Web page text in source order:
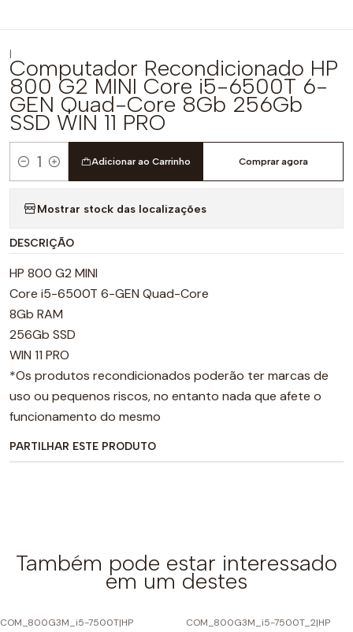
|
Computador Recondicionado HP
800 G2 MINI Core i5-6500T 6-
GEN Quad-Core 8Gb 256Gb
SSD WIN 11 PRO
Quantidade
Adicionar ao Carrinho Comprar agora
Mostrar stock das localizações
DESCRIÇÃO
HP 800 G2 MINI
Core i5-6500T 6-GEN Quad-Core
8Gb RAM
256Gb SSD
WIN 11 PRO
*Os produtos recondicionados poderão ter marcas de
uso ou pequenos riscos, no entanto nada que afete o
funcionamento do mesmo
PARTILHAR ESTE PRODUTO
Também pode estar interessado
em um destes
COM_800G3M_i5-7500T|HP COM_800G3M_i5-7500T_2|HP